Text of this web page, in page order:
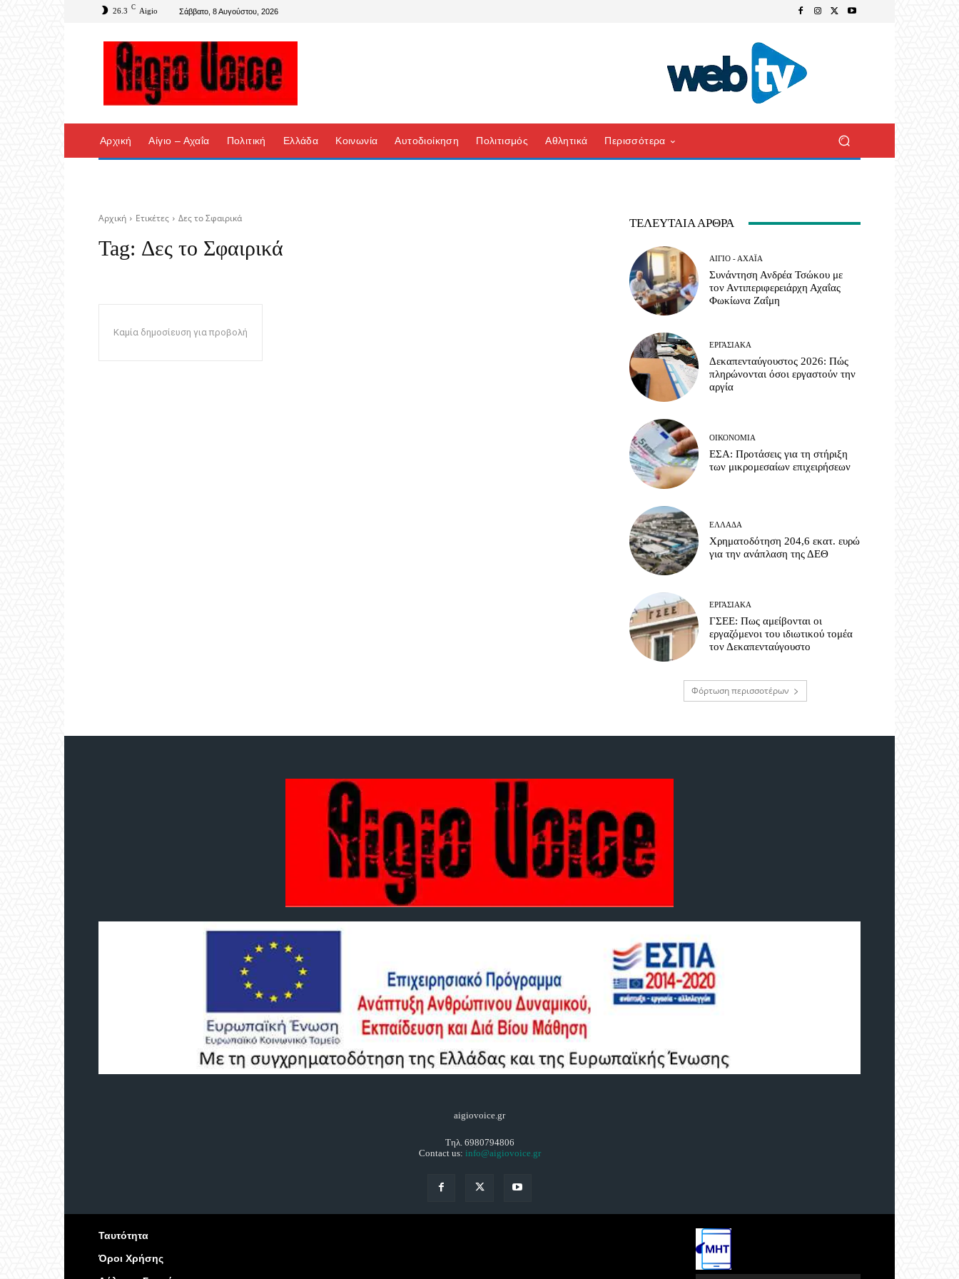
26.3 C Aigio Σάββατο, 8 Αυγούστου, 2026
Αρχική Αίγιο – Αχαΐα Πολιτική Ελλάδα Κοινωνία Αυτοδιοίκηση Πολιτισμός Αθλητικά Περισσότερα
Αρχική Ετικέτες Δες το Σφαιρικά
Tag: Δες το Σφαιρικά
Καμία δημοσίευση για προβολή
ΤΕΛΕΥΤΑΊΑ ΆΡΘΡΑ
ΑΊΓΙΟ - ΑΧΑΪ́Α
Συνάντηση Ανδρέα Τσώκου με
τον Αντιπεριφερειάρχη Αχαΐας
Φωκίωνα Ζαΐμη
ΕΡΓΑΣΙΑΚΆ
Δεκαπενταύγουστος 2026: Πώς
πληρώνονται όσοι εργαστούν την
αργία
ΟΙΚΟΝΟΜΊΑ
ΕΣΑ: Προτάσεις για τη στήριξη
των μικρομεσαίων επιχειρήσεων
ΕΛΛΆΔΑ
Χρηματοδότηση 204,6 εκατ. ευρώ
για την ανάπλαση της ΔΕΘ
ΕΡΓΑΣΙΑΚΆ
ΓΣΕΕ: Πως αμείβονται οι
εργαζόμενοι του ιδιωτικού τομέα
τον Δεκαπενταύγουστο
Φόρτωση περισσοτέρων
aigiovoice.gr
Τηλ. 6980794806
Contact us: info@aigiovoice.gr
Ταυτότητα
Όροι Χρήσης